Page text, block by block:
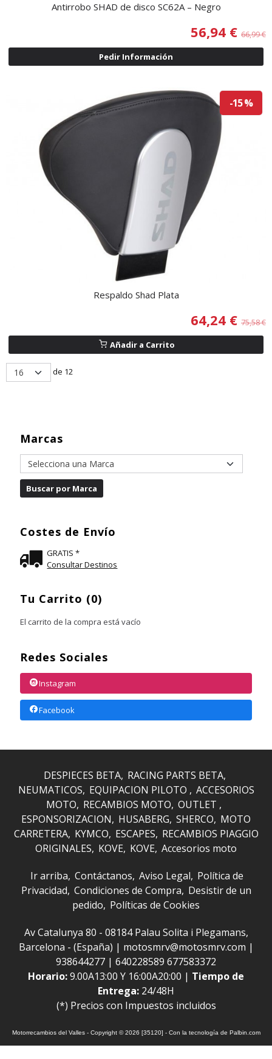
Marcas
Costes de Envío
GRATIS *
Consultar Destinos
Tu Carrito (0)
El carrito de la compra está vacío
Redes Sociales
Instagram
Facebook
Antirrobo SHAD de disco SC62A – Negro
56,94 € 66,99 €
Pedir Información
-15 %
Respaldo Shad Plata
64,24 € 75,58 €
Añadir a Carrito
de 12
DESPIECES BETA RACING PARTS BETA
NEUMATICOS EQUIPACION PILOTO
ACCESORIOS
MOTO RECAMBIOS MOTO OUTLET
ESPONSORIZACION
HUSABERG SHERCO MOTO
CARRETERA KYMCO ESCAPES RECAMBIOS PIAGGIO
ORIGINALES KOVE KOVE Accesorios moto
Ir arriba Contáctanos Aviso Legal Política de
Privacidad Condiciones de Compra Desistir de un
pedido Políticas de Cookies
Av Catalunya 80 - 08184 Palau Solita i Plegamans,
Barcelona - (España) | motosmrv@motosmrv.com |
938644277 | 640228589 677583372
Horario:9.00A13:00 Y 16:00A20:00 | Tiempo de
Entrega: 24/48H
(*) Precios con Impuestos incluidos
Motorrecambios del Valles- Copyright © 2026 [35120] - Con la tecnología de Palbin.com